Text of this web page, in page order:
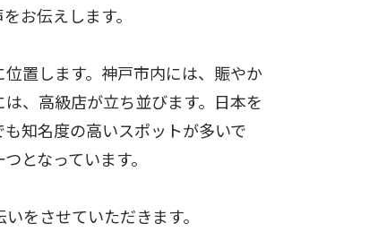
お伝えします。
置します。神戸市内には、賑やか
、高級店が立ち並びます。日本を
知名度の高いスポットが多いで
となっています。
をさせていただきます。